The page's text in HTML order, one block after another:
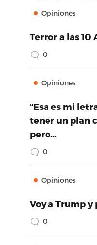
Opiniones
Terror a las 10
0
Opiniones
“Esa es mi
tener un plan
pero…
0
Opiniones
Voy a Trump y
0